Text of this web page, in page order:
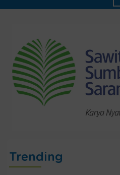
Trending